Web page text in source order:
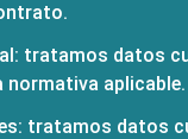
tratamos datos
normativa aplicable.
tratamos datos